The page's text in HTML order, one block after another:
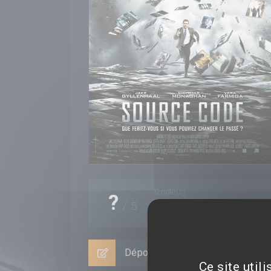
?
Déposer un avis
Ce site